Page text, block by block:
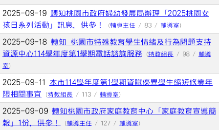
2025-09-19 轉知桃園市政府婦幼發展局辦理「2025桃園女
孩日系列活動」訊息，供參！
(輔導主任 / 83 / 輔導室)
2025-09-18 轉知 桃園市特殊教育學生情緒及行為問題支持
資源中心114學年度第1學期電話諮詢服務
(特教組長 / 98 / 輔導
室)
2025-09-11 本市114學年度第1學期資賦優異學生縮短修業年
限相關事宜
(特教組長 / 113 / 輔導室)
2025-09-09 轉知桃園市政府家庭教育中心「家庭教育宣導簡
報」1份，供參！
(輔導主任 / 127 / 輔導室)